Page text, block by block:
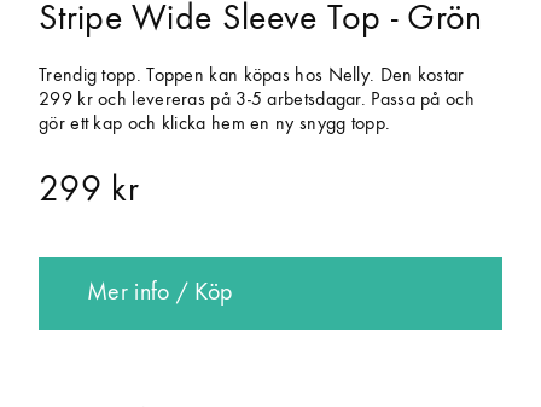
Stripe Wide Sleeve Top - Grön
Trendig topp. Toppen kan köpas hos Nelly. Den kostar
299 kr och levereras på 3-5 arbetsdagar. Passa på och
gör ett kap och klicka hem en ny snygg topp.
299 kr
Mer info / Köp